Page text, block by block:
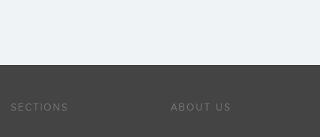
SECTIONS ABOUT US